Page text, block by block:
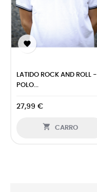

LATIDO ROCK AND ROLL -
POLO...
27,99 €
 CARRO